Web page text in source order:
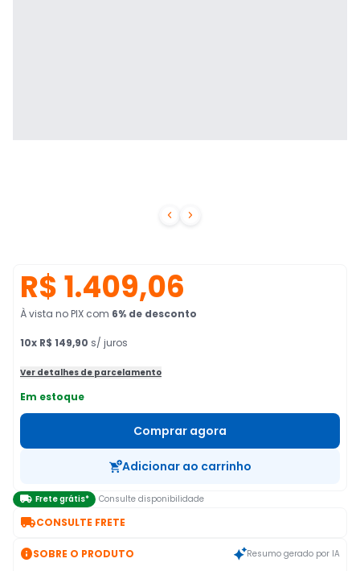
 
R$ 1.409,06
À vista no PIX com 6% de desconto
10x R$ 149,90 s/ juros
Ver detalhes de parcelamento
Em estoque
Comprar agora
Adicionar ao carrinho
 Frete grátis* Consulte disponibilidade
CONSULTE FRETE
SOBRE O PRODUTO Resumo gerado por IA